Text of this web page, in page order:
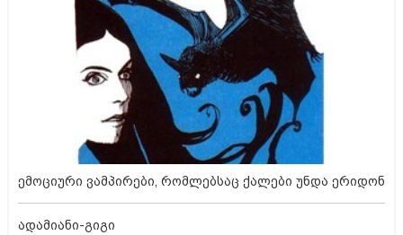
ემოციური ვამპირები, რომლებსაც ქალები უნდა ერიდონ
ადამიანი-გიგი